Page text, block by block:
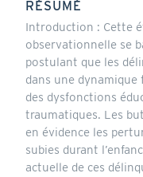
RÉSUMÉ
Introduction : Cette
observationnelle se
postulant que les
dans une
des dysfonctions
traumatiques. Les
en évidence les
subies durant
actuelle de ces